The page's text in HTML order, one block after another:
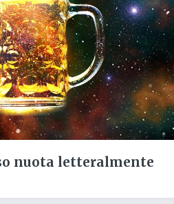
nuota letteralmente